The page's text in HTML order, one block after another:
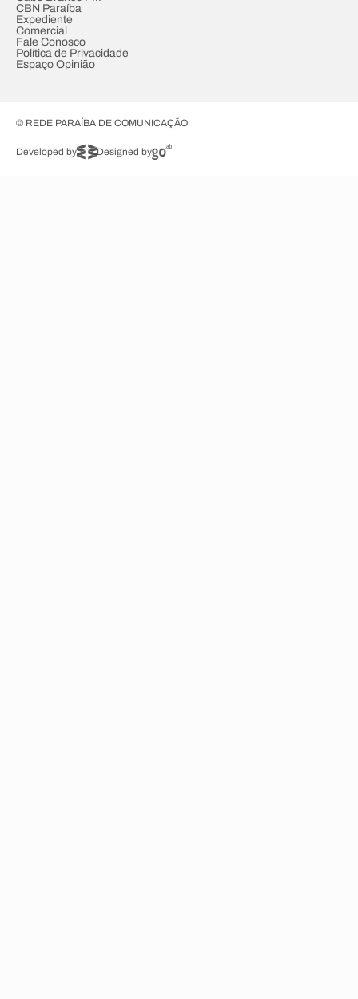
CBN Paraíba
Expediente
Comercial
Fale Conosco
Política de Privacidade
Espaço Opinião
© REDE PARAÍBA DE COMUNICAÇÃO
Developed by Designed by